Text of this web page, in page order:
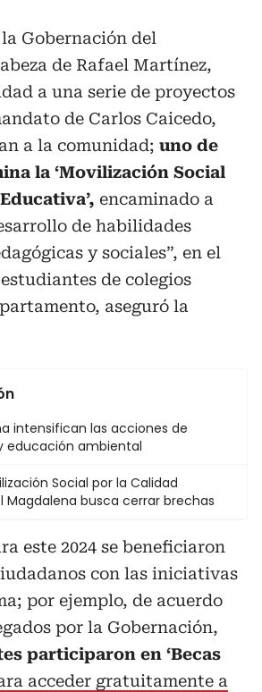
Gobernación del
de Rafael Martínez,
a una serie de proyectos
de Carlos Caicedo,
a la comunidad; uno de
la ‘Movilización Social
encaminado a
de habilidades
y sociales”, en el
de colegios
aseguró la
intensifican las acciones de
educación ambiental
Social por la Calidad
Magdalena busca cerrar brechas
este 2024 se beneficiaron
con las iniciativas
por ejemplo, de acuerdo
por la Gobernación,
participaron en ‘Becas
acceder gratuitamente a